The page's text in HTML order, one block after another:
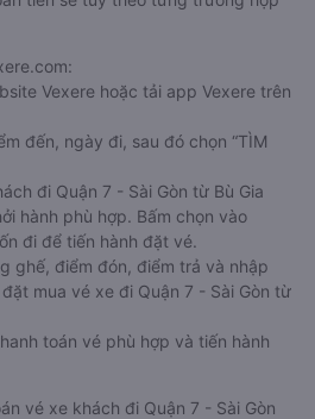
Vexere hoặc tải app Vexere trên
đến, ngày đi, sau đó chọn “TÌM
đi Quận 7 - Sài Gòn từ Bù Gia
hành phù hợp. Bấm chọn vào
đi để tiến hành đặt vé.
ghế, điểm đón, điểm trả và nhập
mua vé xe đi Quận 7 - Sài Gòn từ
toán vé phù hợp và tiến hành
vé xe khách đi Quận 7 - Sài Gòn